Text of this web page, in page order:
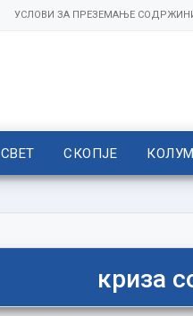
УСЛОВИ ЗА ПРЕЗЕМАЊЕ
СВЕТ СКОПЈЕ
криза